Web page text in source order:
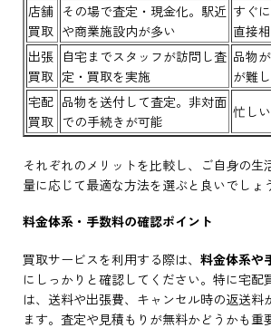
店舗
買取
その場で査定・現金化。駅近
や商業施設内が多い
すぐ
直接
出張
買取
自宅までスタッフが訪問し査
定・買取を実施
品物
が難
宅配
買取
品物を送付して査定。非対面
での手続きが可能
忙し
それぞれのメリットを比較し、ご自身の生
量に応じて最適な方法を選ぶと良いでしょ
料金体系・手数料の確認ポイント
買取サービスを利用する際は、料金体系や
にしっかりと確認してください。特に宅配
は、送料や出張費、キャンセル時の返送料
ます。査定や見積もりが無料かどうかも重